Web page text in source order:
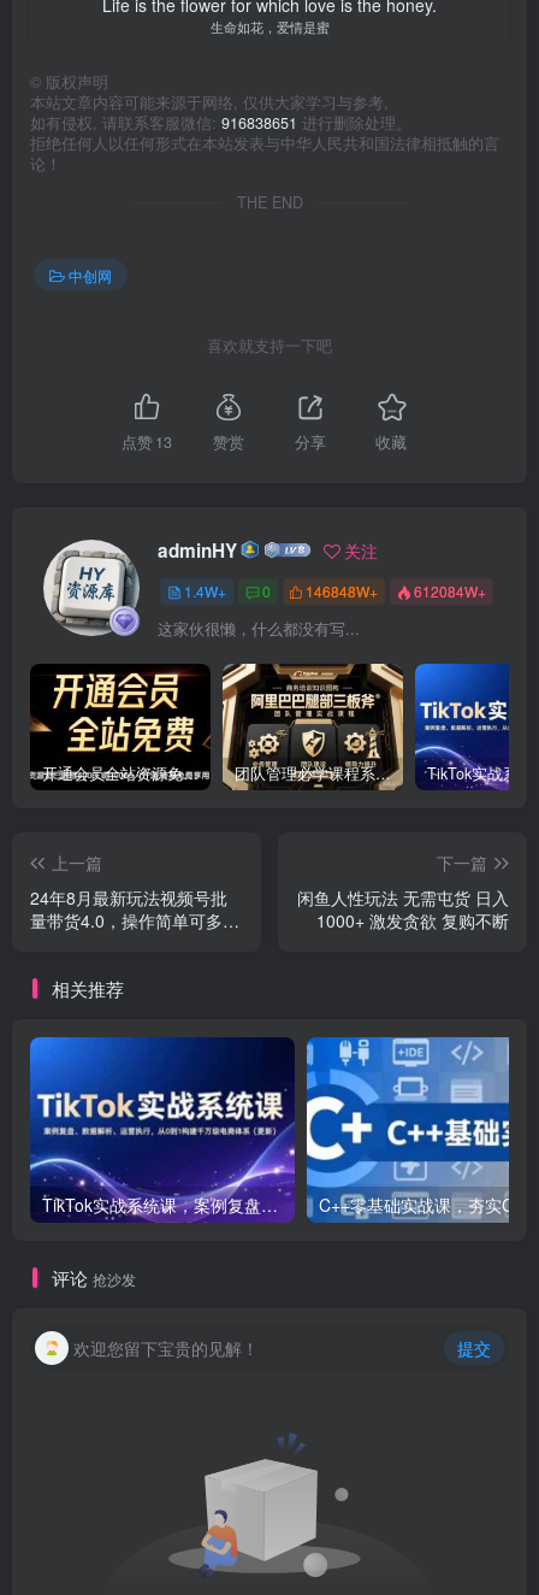
Life is the flower for which love is the honey.
生命如花，爱情是蜜
© 版权声明
本站文章内容可能来源于网络, 仅供大家学习与参考,
如有侵权, 请联系客服微信: 916838651 进行删除处理。
拒绝任何人以任何形式在本站发表与中华人民共和国法律相抵触的言
论！
THE END
中创网
喜欢就支持一下吧
点赞13 赞赏 分享 收藏
adminHY 关注
1.4W+ 0 146848W+ 612084W+
这家伙很懒，什么都没有写...
开通会员全站资源免费下载 开通VIP会员 HY资源库 团队管理必学课程系列，阿里巴巴“腿部三板斧”
上一篇
24年8月最新玩法视频号批
量带货4.0，操作简单可多号
下一篇
闲鱼人性玩法 无需屯货 日入
1000+ 激发贪欲 复购不断
相关推荐
TikTok实战系统课，案例复盘、数据解析、运营执行，从0到1构建千万级电商体系（更新）
评论 抢沙发
欢迎您留下宝贵的见解！ 提交